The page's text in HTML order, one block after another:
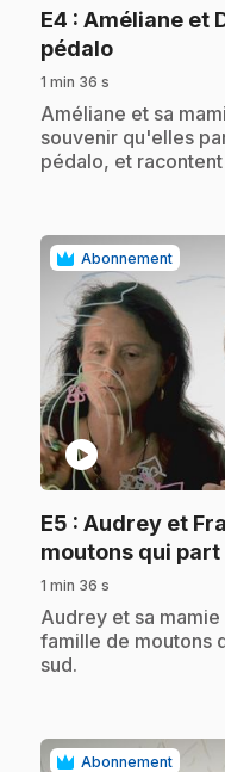
E4 : Améliane et
pédalo.
1 min 36 s
.Améliane et sa
souvenir qu'elles
pédalo, et
Abonnement
play_circle
E5 : Audrey et
moutons qui part
1 min 36 s
.Audrey et sa
famille de moutons
sud.
Abonnement